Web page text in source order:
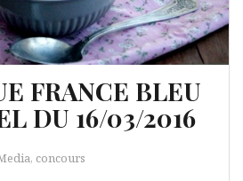
FRANCE BLEU
DU 16/03/2016
concours